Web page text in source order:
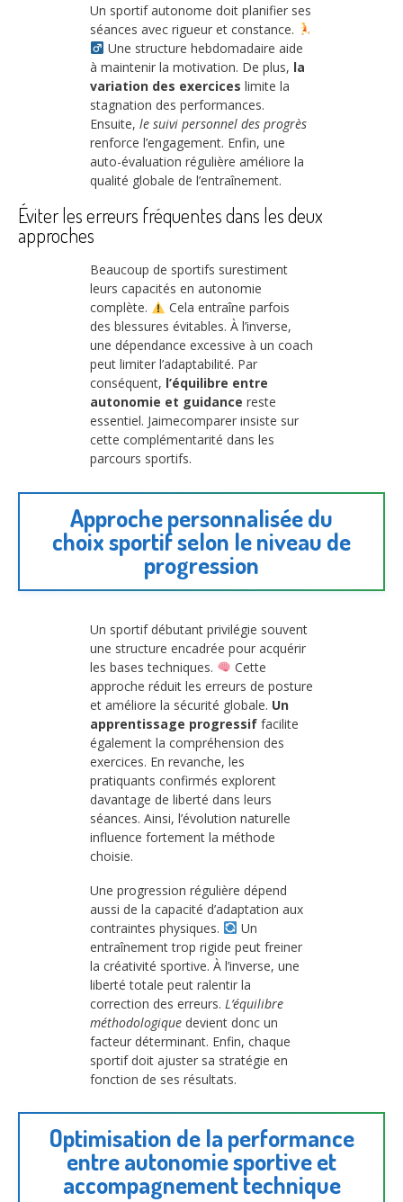
Un sportif autonome doit planifier ses
séances avec rigueur et constance.
Une structure hebdomadaire aide
à maintenir la motivation. De plus, la
variation des exercices limite la
stagnation des performances.
Ensuite, le suivi personnel des progrès
renforce l’engagement. Enfin, une
auto-évaluation régulière améliore la
qualité globale de l’entraînement.
Éviter les erreurs fréquentes dans les deux
approches
Beaucoup de sportifs surestiment
leurs capacités en autonomie
complète.
Cela entraîne parfois
des blessures évitables. À l’inverse,
une dépendance excessive à un coach
peut limiter l’adaptabilité. Par
conséquent, l’équilibre entre
autonomie et guidance reste
essentiel. Jaimecomparer insiste sur
cette complémentarité dans les
parcours sportifs.
Approche personnalisée du
choix sportif selon le niveau de
progression
Un sportif débutant privilégie souvent
une structure encadrée pour acquérir
les bases techniques.
Cette
approche réduit les erreurs de posture
et améliore la sécurité globale. Un
apprentissage progressif facilite
également la compréhension des
exercices. En revanche, les
pratiquants confirmés explorent
davantage de liberté dans leurs
séances. Ainsi, l’évolution naturelle
influence fortement la méthode
choisie.
Une progression régulière dépend
aussi de la capacité d’adaptation aux
contraintes physiques.
Un
entraînement trop rigide peut freiner
la créativité sportive. À l’inverse, une
liberté totale peut ralentir la
correction des erreurs. L’équilibre
méthodologique devient donc un
facteur déterminant. Enfin, chaque
sportif doit ajuster sa stratégie en
fonction de ses résultats.
Optimisation de la performance
entre autonomie sportive et
accompagnement technique